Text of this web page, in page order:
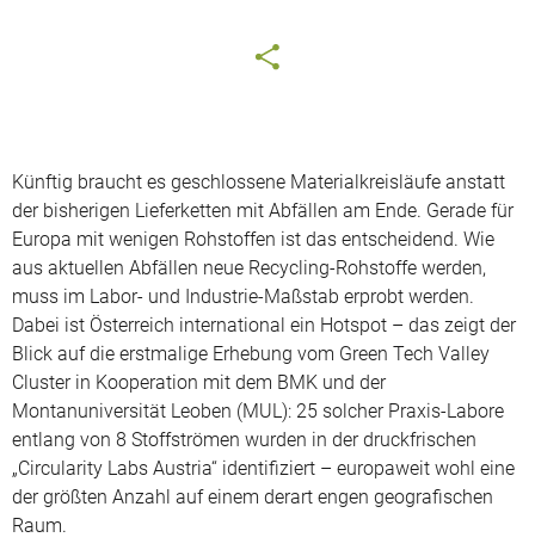
Künftig braucht es geschlossene Materialkreisläufe anstatt
der bisherigen Lieferketten mit Abfällen am Ende. Gerade für
Europa mit wenigen Rohstoffen ist das entscheidend. Wie
aus aktuellen Abfällen neue Recycling-Rohstoffe werden,
muss im Labor- und Industrie-Maßstab erprobt werden.
Dabei ist Österreich international ein Hotspot – das zeigt der
Blick auf die erstmalige Erhebung vom Green Tech Valley
Cluster in Kooperation mit dem BMK und der
Montanuniversität Leoben (MUL): 25 solcher Praxis-Labore
entlang von 8 Stoffströmen wurden in der druckfrischen
„Circularity Labs Austria“ identifiziert – europaweit wohl eine
der größten Anzahl auf einem derart engen geografischen
Raum.